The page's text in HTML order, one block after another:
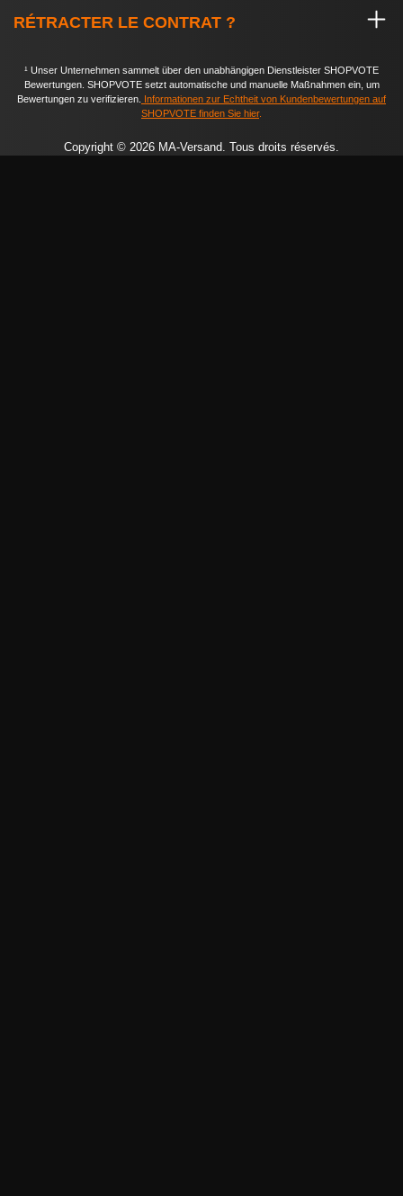
RÉTRACTER LE CONTRAT ?
¹ Unser Unternehmen sammelt über den unabhängigen Dienstleister SHOPVOTE
Bewertungen. SHOPVOTE setzt automatische und manuelle Maßnahmen ein, um
Bewertungen zu verifizieren. Informationen zur Echtheit von Kundenbewertungen auf
SHOPVOTE finden Sie hier.
Copyright © 2026 MA-Versand. Tous droits réservés.